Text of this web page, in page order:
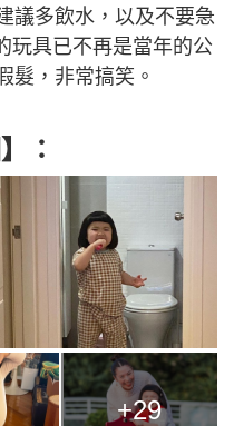
議多飲水，以及不要急
玩具已不再是當年的公
髮，非常搞笑。
：
+29